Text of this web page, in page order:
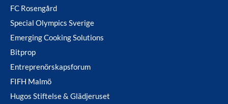
FC Rosengård
Special Olympics Sverige
Emerging Cooking Solutions
Bitprop
Entreprenörskapsforum
FIFH Malmö
Hugos Stiftelse & Glädjeruset